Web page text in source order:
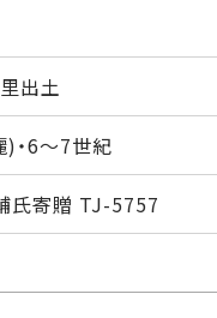
出土
・6～7世紀
氏寄贈 TJ-5757